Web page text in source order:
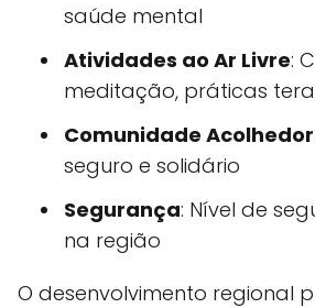
saúde mental
Atividades ao Ar Livre:
meditação, práticas
Comunidade
seguro e solidário
Segurança: Nível de
na região
O desenvolvimento regional